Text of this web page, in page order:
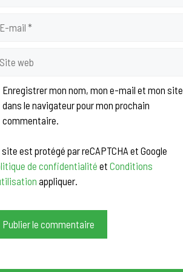
Enregistrer mon nom, mon e-mail et mon site
dans le navigateur pour mon prochain
commentaire.
site est protégé par reCAPTCHA et Google
de confidentialitéet Conditions
appliquer.